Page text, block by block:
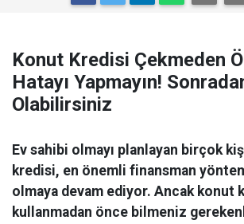
Konut Kredisi Çekmeden
Hatayı Yapmayın!
Olabilirsiniz
Ev sahibi olmayı planlayan birçok
kredisi, en önemli finansman
olmaya devam ediyor. Ancak konut
kullanmadan önce bilmeniz